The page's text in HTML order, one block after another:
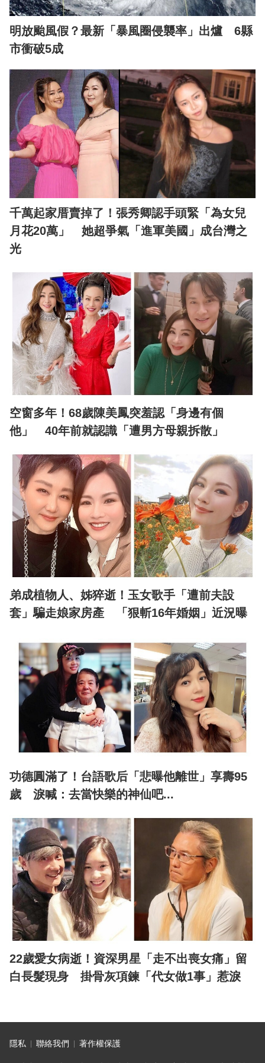
明放颱風假？最新「暴風圈侵襲率」出爐 6縣
市衝破5成
千萬起家厝賣掉了！張秀卿認手頭緊「為女兒
月花20萬」 她超爭氣「進軍美國」成台灣之
光
空窗多年！68歲陳美鳳突羞認「身邊有個
他」 40年前就認識「遭男方母親拆散」
弟成植物人、姊猝逝！玉女歌手「遭前夫設
套」騙走娘家房產 「狠斬16年婚姻」近況曝
功德圓滿了！台語歌后「悲曝他離世」享壽95
歲 淚喊：去當快樂的神仙吧...
22歲愛女病逝！資深男星「走不出喪女痛」留
白長髮現身 掛骨灰項鍊「代女做1事」惹淚
隱私 聯絡我們 著作權保護